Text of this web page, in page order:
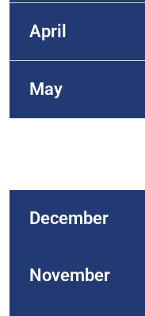
April
May
December
November